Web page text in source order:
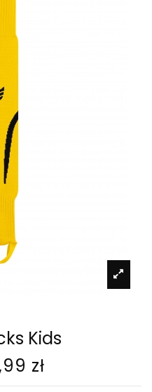
Kids
zł